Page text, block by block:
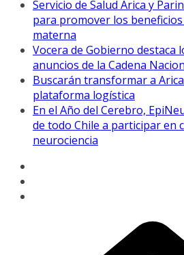
Servicio de Salud Arica y
para promover los beneficios
materna
Vocera de Gobierno destaca
anuncios de la Cadena
Buscarán transformar a
plataforma logística
En el Año del Cerebro,
de todo Chile a participar en
neurociencia